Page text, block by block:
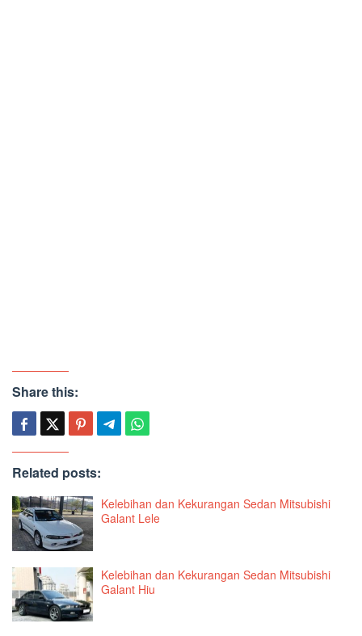
Share this:
Related posts:
Kelebihan dan Kekurangan Sedan Mitsubishi
Galant Lele
Kelebihan dan Kekurangan Sedan Mitsubishi
Galant Hiu